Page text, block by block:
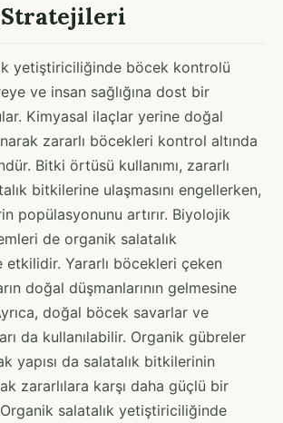
yetiştiriciliğinde böcek kontrolü
ve insan sağlığına dost bir
Kimyasal ilaçlar yerine doğal
zararlı böcekleri kontrol altında
Bitki örtüsü kullanımı, zararlı
bitkilerine ulaşmasını engellerken,
popülasyonunu artırır. Biyolojik
de organik salatalık
Yararlı böcekleri çeken
doğal düşmanlarının gelmesine
doğal böcek savarlar ve
da kullanılabilir. Organik gübreler
yapısı da salatalık bitkilerinin
zararlılara karşı daha güçlü bir
salatalık yetiştiriciliğinde